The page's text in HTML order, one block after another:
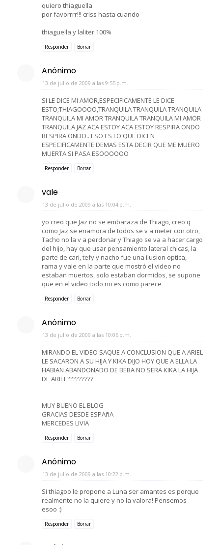
quiero thiaguella
por favorrrr!!! criss hasta cuando
thiaguella y laliter 100%
Responder Borrar
Anónimo
13 de julio de 2009 a las 9:55 p.m.
SI LE DICE MI AMOR,ESPECIFICAMENTE LE DICE
ESTO;THIAGOOOO,TRANQUILA TRANQUILA TRANQUILA
TRANQUILA MI AMOR TRANQUILA TRANQUILA MI AMOR
TRANQUILA JAZ ACA ESTOY ACA ESTOY RESPIRA ONDO
RESPIRA ONDO...ESO ES LO QUE DICEN
ESPECIFICAMENTE DEMAS ESTA DECIR QUE ME MUERO
MUERTA SI PASA ESOOOOOO
Responder Borrar
vale
13 de julio de 2009 a las 10:04 p.m.
yo creo que Jaz no se embaraza de Thiago, creo q
como Jaz se enamora de todos se v a meter con otro,
Tacho no la v a perdonar y Thiago se va a hacer cargo
del hijo, hay que usar pensamiento lateral chicas, la
parte de cari, tefy y nacho fue una ilusion optica,
rama y vale en la parte que mostró el video no
estaban muertos, solo estaban dormidos, se supone
que en el video todo no es como parece
Responder Borrar
Anónimo
13 de julio de 2009 a las 10:06 p.m.
MIRANDO EL VIDEO SAQUE A CONCLUSION QUE A ARIEL
LE SACARON A SU HIJA Y KIKA DIJO HOY QUE A ELLA LA
HABIAN ABANDONADO DE BEBA NO SERA KIKA LA HIJA
DE ARIEL?????????
MUY BUENO EL BLOG
GRACIAS DESDE ESPAñA
MERCEDES LIVIA
Responder Borrar
Anónimo
13 de julio de 2009 a las 10:22 p.m.
Si thiagoo le propone a Luna ser amantes es porque
realmente no la quiere y no la valora! Pensemos
esoo :)
Responder Borrar